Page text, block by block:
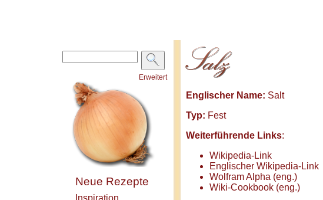
Erweitert
Neue Rezepte
Inspiration
Englischer Name: Salt
Typ: Fest
Weiterführende Links:
Wikipedia-Link
Englischer Wikipedia-Link
Wolfram Alpha (eng.)
Wiki-Cookbook (eng.)